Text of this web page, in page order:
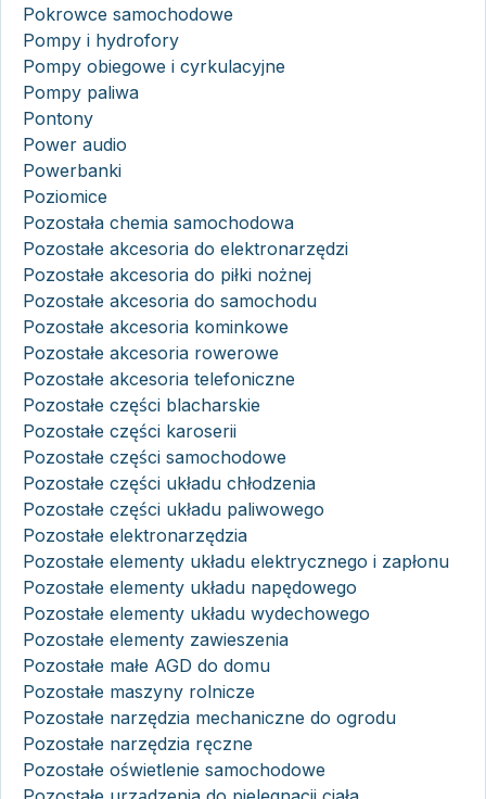
Pokrowce samochodowe
Pompy i hydrofory
Pompy obiegowe i cyrkulacyjne
Pompy paliwa
Pontony
Power audio
Powerbanki
Poziomice
Pozostała chemia samochodowa
Pozostałe akcesoria do elektronarzędzi
Pozostałe akcesoria do piłki nożnej
Pozostałe akcesoria do samochodu
Pozostałe akcesoria kominkowe
Pozostałe akcesoria rowerowe
Pozostałe akcesoria telefoniczne
Pozostałe części blacharskie
Pozostałe części karoserii
Pozostałe części samochodowe
Pozostałe części układu chłodzenia
Pozostałe części układu paliwowego
Pozostałe elektronarzędzia
Pozostałe elementy układu elektrycznego i zapłonu
Pozostałe elementy układu napędowego
Pozostałe elementy układu wydechowego
Pozostałe elementy zawieszenia
Pozostałe małe AGD do domu
Pozostałe maszyny rolnicze
Pozostałe narzędzia mechaniczne do ogrodu
Pozostałe narzędzia ręczne
Pozostałe oświetlenie samochodowe